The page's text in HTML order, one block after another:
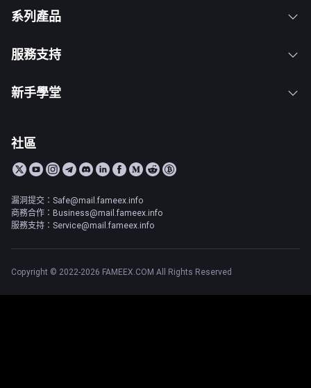
系列產品
服務支持
新手學堂
社區
漏洞提交：Safe@mail.fameex.info
商務合作：Business@mail.fameex.info
服務支持：Service@mail.fameex.info
Copyright © 2022-2026 FAMEEX.COM All Rights Reserved